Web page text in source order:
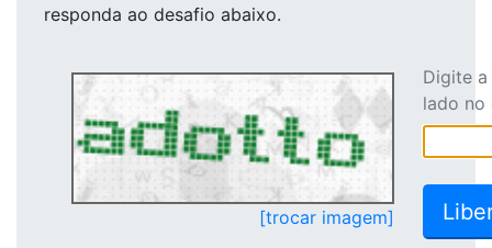
responda ao desafio abaixo.
[trocar imagem]
Digite
lado no